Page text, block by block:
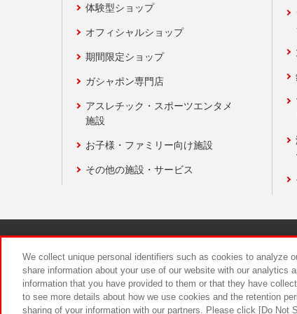
体験型ショップ
オフィシャルショップ
期間限定ショップ
ガシャポン専門店
アスレチック・スポーツエンタメ
施設
お子様・ファミリー向け施設
その他の施設・サービス
食品の
We collect unique personal identifiers such as cookies to analyze
share information about your use of our website with our analytics
information that you have provided to them or that they have
to see more details about how we use cookies and the retention
sharing of your information with our partners. Please click [Do Not